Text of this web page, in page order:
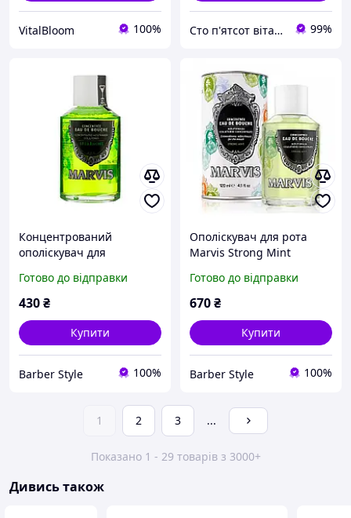
VitalBloom 100% Cто п'ятсот вітамінів 99%
Концентрований
ополіскувач для
Spearmint 120 мл
Готово до відправки
430₴
Купити
Barber Style 100%
Ополіскувач для рота
Marvis Strong Mint
Готово до відправки
670₴
Купити
Barber Style 100%
1 2 3 ...
Показано 1 - 29 товарів з 3000+
Дивись також